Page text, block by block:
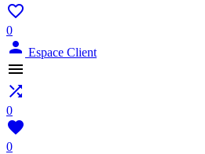

0
 Espace Client


0

0